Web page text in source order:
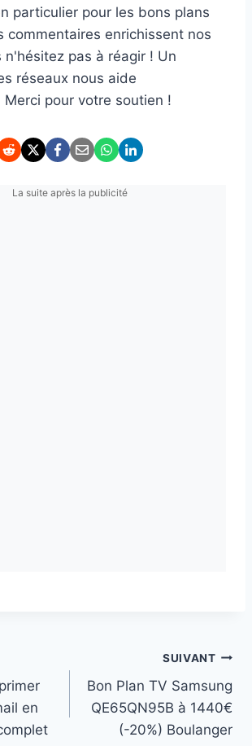
particulier pour les bons plans
commentaires enrichissent nos
n'hésitez pas à réagir ! Un
réseaux nous aide
Merci pour votre soutien !
La suite après la publicité
en
SUIVANT
Bon Plan TV Samsung
QE65QN95B à 1440€
(-20%) Boulanger